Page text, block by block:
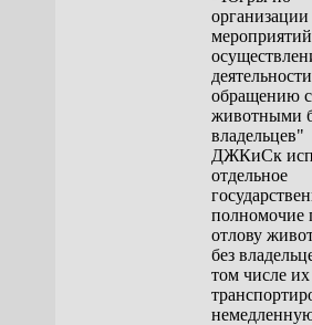
организации
обращению с
животными
владельцев"
ДЖКиСк
отдельное
полномочие
отлову
без
том числе их